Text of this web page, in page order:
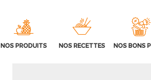
NOS PRODUITS NOS RECETTES NOS BONS